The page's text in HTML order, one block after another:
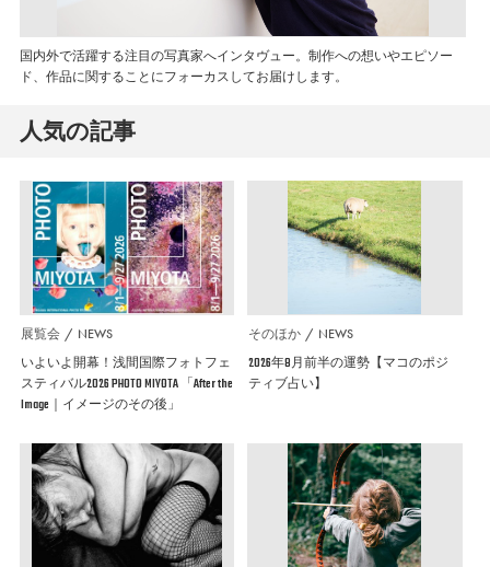
国内外で活躍する注目の写真家へインタヴュー。制作への想いやエピソー
ド、作品に関することにフォーカスしてお届けします。
人気の記事
展覧会 NEWS
いよいよ開幕！浅間国際フォトフェ
スティバル2026 PHOTO MIYOTA 「After the
Image｜イメージのその後」
そのほか NEWS
2026年8月前半の運勢【マコのポジ
ティブ占い】